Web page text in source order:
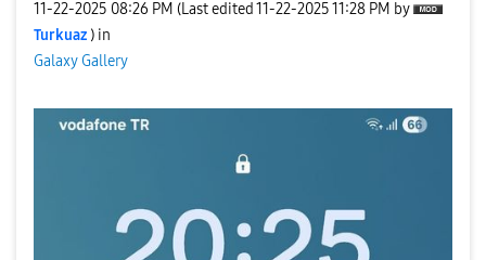
‎11-22-2025 08:26 PM (Last edited ‎11-22-202511:28 PM by
Turkuaz ) in
Galaxy Gallery